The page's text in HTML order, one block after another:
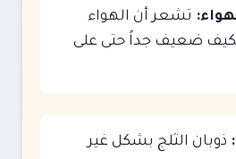
تشعر أن الهواء
ضعيف جداً حتى على
ذوبان الثلج بشكل غير